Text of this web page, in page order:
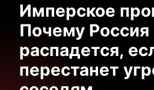
Имперское
Почему Россия
распадется,
перестанет